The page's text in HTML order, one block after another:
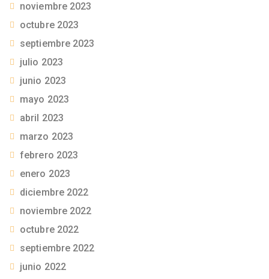
noviembre 2023
octubre 2023
septiembre 2023
julio 2023
junio 2023
mayo 2023
abril 2023
marzo 2023
febrero 2023
enero 2023
diciembre 2022
noviembre 2022
octubre 2022
septiembre 2022
junio 2022